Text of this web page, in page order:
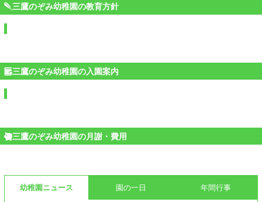
三鷹のぞみ幼稚園の教育方針
三鷹のぞみ幼稚園の入園案内
三鷹のぞみ幼稚園の月謝・費用
幼稚園ニュース 園の一日 年間行事